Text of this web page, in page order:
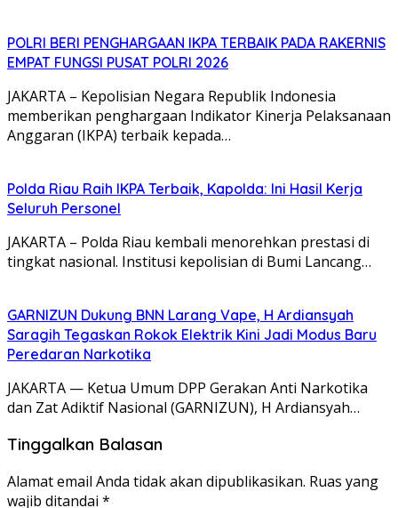
POLRI BERI PENGHARGAAN IKPA TERBAIK PADA RAKERNIS
EMPAT FUNGSI PUSAT POLRI 2026
JAKARTA – Kepolisian Negara Republik Indonesia
memberikan penghargaan Indikator Kinerja Pelaksanaan
Anggaran (IKPA) terbaik kepada…
Polda Riau Raih IKPA Terbaik, Kapolda: Ini Hasil Kerja
Seluruh Personel
JAKARTA – Polda Riau kembali menorehkan prestasi di
tingkat nasional. Institusi kepolisian di Bumi Lancang…
GARNIZUN Dukung BNN Larang Vape, H Ardiansyah
Saragih Tegaskan Rokok Elektrik Kini Jadi Modus Baru
Peredaran Narkotika
JAKARTA — Ketua Umum DPP Gerakan Anti Narkotika
dan Zat Adiktif Nasional (GARNIZUN), H Ardiansyah…
Tinggalkan Balasan
Alamat email Anda tidak akan dipublikasikan. Ruas yang
wajib ditandai *